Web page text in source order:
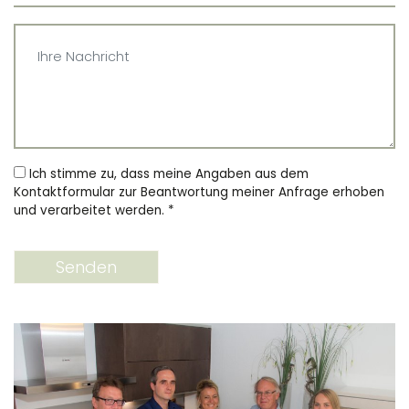
Ich stimme zu, dass meine Angaben aus dem
Kontaktformular zur Beantwortung meiner Anfrage erhoben
und verarbeitet werden. *
Senden